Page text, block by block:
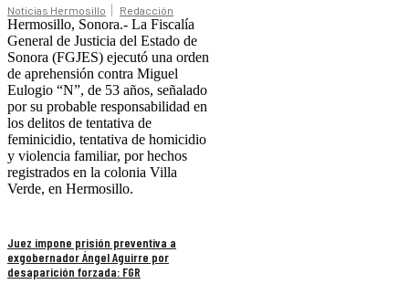
Noticias Hermosillo Redacción
Hermosillo, Sonora.- La Fiscalía
General de Justicia del Estado de
Sonora (FGJES) ejecutó una orden
de aprehensión contra Miguel
Eulogio “N”, de 53 años, señalado
por su probable responsabilidad en
los delitos de tentativa de
feminicidio, tentativa de homicidio
y violencia familiar, por hechos
registrados en la colonia Villa
Verde, en Hermosillo.
Juez impone prisión preventiva a
exgobernador Ángel Aguirre por
desaparición forzada: FGR